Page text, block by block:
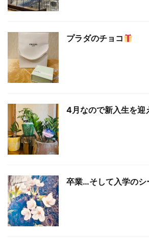
プラダのチョコ
4月なので新入生を迎
卒業…そして入学のシ